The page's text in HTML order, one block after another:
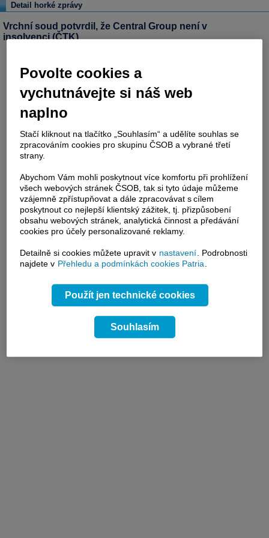
Detail horké zprávy
Vrchní soud potvrdil, že Central Group není v
insolvenci(ČTK)
Povolte cookies a
vychutnávejte si náš web
naplno
Stačí kliknout na tlačítko „Souhlasím“ a udělíte souhlas se
zpracováním cookies pro skupinu ČSOB a vybrané třetí
strany.
Abychom Vám mohli poskytnout více komfortu při prohlížení
všech webových stránek ČSOB, tak si tyto údaje můžeme
vzájemně zpřístupňovat a dále zpracovávat s cílem
poskytnout co nejlepší klientský zážitek, tj. přizpůsobení
obsahu webových stránek, analytická činnost a předávání
cookies pro účely personalizované reklamy.
Detailně si cookies můžete upravit v nastavení. Podrobnosti
najdete v Přehledu a podmínkách cookies Patria.
Použít jen technické cookies
Souhlasím